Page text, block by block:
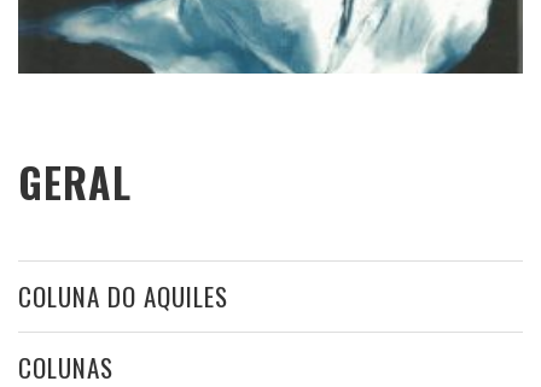
GERAL
COLUNA DO AQUILES
COLUNAS